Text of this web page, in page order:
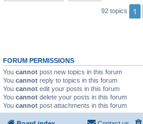
92 topics 1
FORUM PERMISSIONS
You cannot post new topics in this forum
You cannot reply to topics in this forum
You cannot edit your posts in this forum
You cannot delete your posts in this forum
You cannot post attachments in this forum